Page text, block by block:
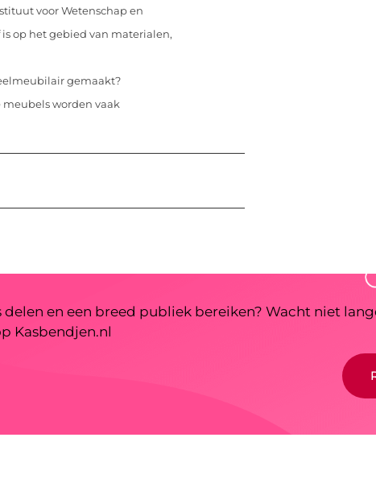
voor Wetenschap en
is op het gebied van materialen,
gemaakt?
worden vaak
en een breed publiek bereiken? Wacht niet
Kasbendjen.nl